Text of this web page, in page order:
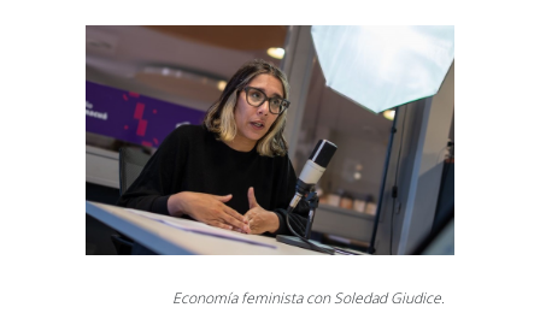
Economía feminista con Soledad Giudice.